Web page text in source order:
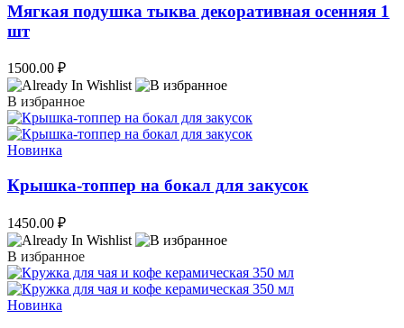
Мягкая подушка тыква декоративная осенняя 1
шт
1500.00 ₽
В избранное
Новинка
Крышка-топпер на бокал для закусок
1450.00 ₽
В избранное
Новинка